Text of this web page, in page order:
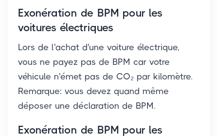
Exonération de BPM pour les
voitures électriques
Lors de l'achat d'une voiture électrique,
vous ne payez pas de BPM car votre
véhicule n'émet pas de CO₂ par kilomètre.
Remarque: vous devez quand même
déposer une déclaration de BPM.
Exonération de BPM pour les